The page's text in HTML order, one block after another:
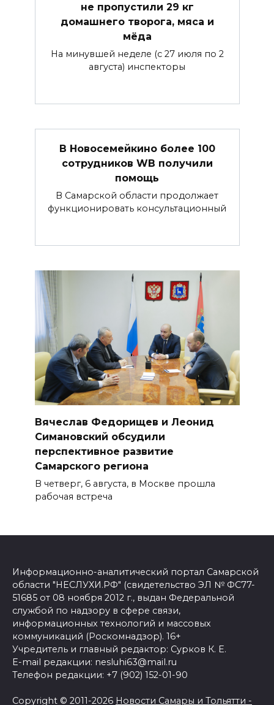
не пропустили 29 кг
домашнего творога, мяса и
мёда
На минувшей неделе (с 27 июля по 2
августа) инспекторы
В Новосемейкино более 100
сотрудников WB получили
помощь
В Самарской области продолжает
функционировать консультационный
Вячеслав Федорищев и Леонид
Симановский обсудили
перспективное развитие
Самарского региона
В четверг, 6 августа, в Москве прошла
рабочая встреча
Информационно-аналитический портал Самарской
области "НЕСЛУХИ.РФ" (свидетельство ЭЛ № ФС77-
51685 от 08 ноября 2012 г., выдан Федеральной
службой по надзору в сфере связи,
информационных технологий и массовых
коммуникаций (Роскомнадзор). 16+
Учредитель и главный редактор: Сурков К. Е.
E-mail редакции: nesluhi63@mail.ru
Телефон редакции: +7 (902) 152-01-90
Copyright © 2011-2026 Новости Самары и Тольятти -